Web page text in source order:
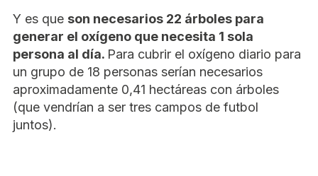
Y es que son necesarios 22 árboles para
generar el oxígeno que necesita 1 sola
persona al día. Para cubrir el oxígeno diario para
un grupo de 18 personas serían necesarios
aproximadamente 0,41 hectáreas con árboles
(que vendrían a ser tres campos de futbol
juntos).